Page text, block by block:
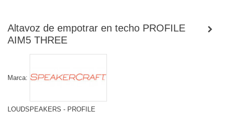
Altavoz de empotrar en techo PROFILE
AIM5 THREE
Marca:
LOUDSPEAKERS - PROFILE